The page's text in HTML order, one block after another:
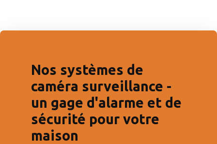
Nos systèmes de
caméra surveillance -
un gage d'alarme et de
sécurité pour votre
maison